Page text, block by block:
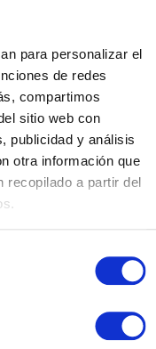
para personalizar el
de redes
compartimos
sitio web con
publicidad y análisis
otra información que
recopilado a partir del
de la compra
de articulo